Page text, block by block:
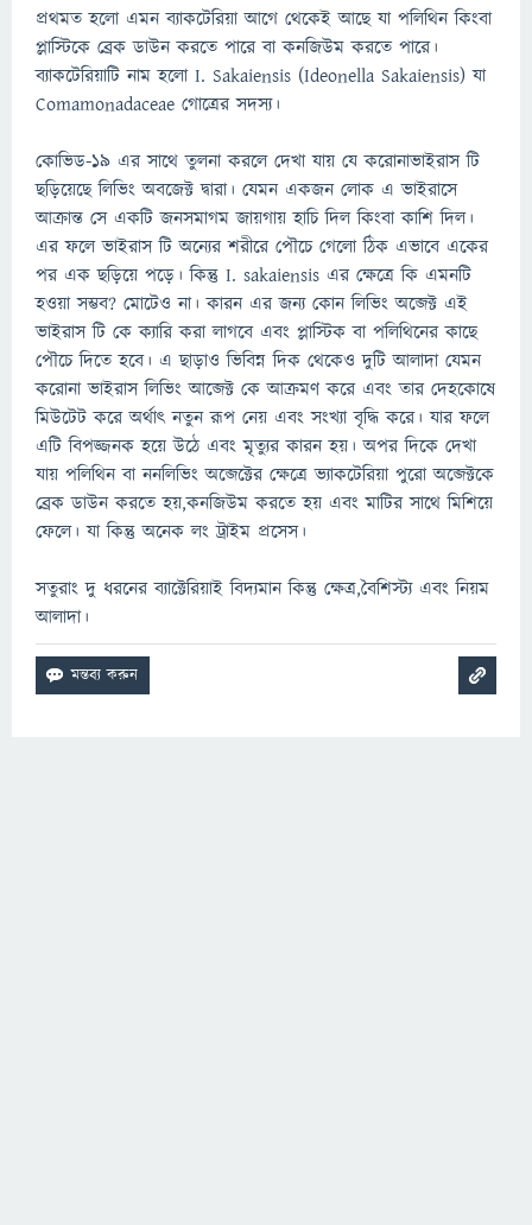
প্রথমত হলো এমন ব্যাকটেরিয়া আগে থেকেই আছে যা পলিথিন কিংবা
প্লাস্টিকে ব্রেক ডাউন করতে পারে বা কনজিউম করতে পারে।
ব্যাকটেরিয়াটি নাম হলো I. Sakaiensis (Ideonella Sakaiensis) যা
Comamonadaceae গোত্রের সদস্য।
কোভিড-১৯ এর সাথে তুলনা করলে দেখা যায় যে করোনাভাইরাস টি
ছড়িয়েছে লিভিং অবজেক্ট দ্বারা। যেমন একজন লোক এ ভাইরাসে
আক্রান্ত সে একটি জনসমাগম জায়গায় হাচি দিল কিংবা কাশি দিল।
এর ফলে ভাইরাস টি অন্যের শরীরে পৌচে গেলো ঠিক এভাবে একের
পর এক ছড়িয়ে পড়ে। কিন্তু I. sakaiensis এর ক্ষেত্রে কি এমনটি
হওয়া সম্ভব? মোটেও না। কারন এর জন্য কোন লিভিং অব্জেক্ট এই
ভাইরাস টি কে ক্যারি করা লাগবে এবং প্লাস্টিক বা পলিথিনের কাছে
পৌচে দিতে হবে। এ ছাড়াও ভিবিন্ন দিক থেকেও দুটি আলাদা যেমন
করোনা ভাইরাস লিভিং আব্জেক্ট কে আক্রমণ করে এবং তার দেহকোষে
মিউটেট করে অর্থাৎ নতুন রূপ নেয় এবং সংখ্যা বৃদ্ধি করে। যার ফলে
এটি বিপজ্জনক হয়ে উঠে এবং মৃত্যুর কারন হয়। অপর দিকে দেখা
যায় পলিথিন বা ননলিভিং অব্জেক্টের ক্ষেত্রে ভ্যাকটেরিয়া পুরো অব্জেক্টকে
ব্রেক ডাউন করতে হয়,কনজিউম করতে হয় এবং মাটির সাথে মিশিয়ে
ফেলে। যা কিন্তু অনেক লং ট্রাইম প্রসেস।
সতুরাং দু ধরনের ব্যাক্টেরিয়াই বিদ্যমান কিন্তু ক্ষেত্র,বৈশিস্ট্য এবং নিয়ম
আলাদা।